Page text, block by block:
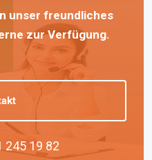
unser freundliches
zur Verfügung.
245 19 82